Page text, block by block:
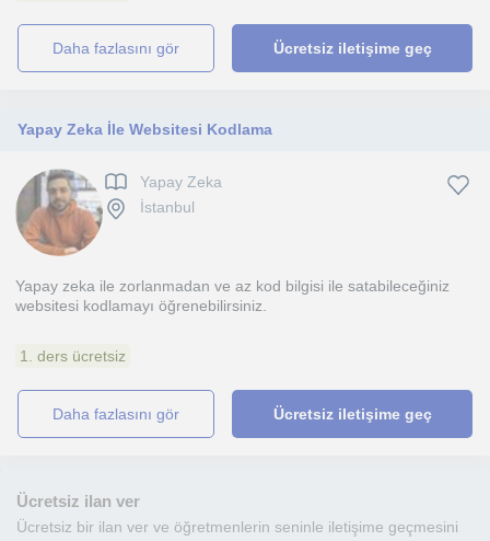
daha fazlasını gör Ücretsiz iletişime geç
Yapay Zeka İle Websitesi Kodlama
Yapay Zeka
İstanbul
Yapay zeka ile zorlanmadan ve az kod bilgisi ile satabileceğiniz
websitesi kodlamayı öğrenebilirsiniz.
1. ders ücretsiz
daha fazlasını gör Ücretsiz iletişime geç
Ücretsiz ilan ver
Ücretsiz bir ilan ver ve öğretmenlerin seninle iletişime geçmesini